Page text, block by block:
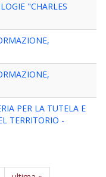
"CHARLES
PER LA TUTELA E
TERRITORIO -